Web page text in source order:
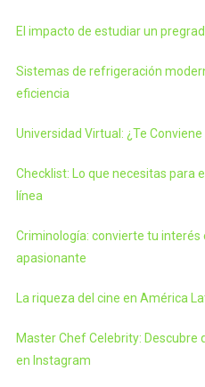
El impacto de estudiar un
Sistemas de refrigeración
eficiencia
Universidad Virtual: ¿Te
Checklist: Lo que necesitas para
línea
Criminología: convierte tu interés
apasionante
La riqueza del cine en América
Master Chef Celebrity: Descubre
en Instagram